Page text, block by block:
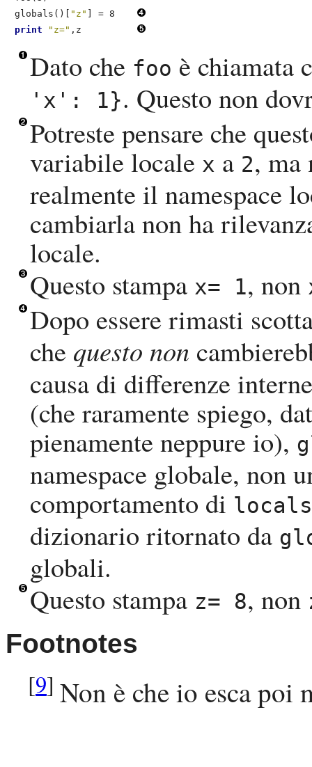
globals()[
"z"
] = 8
print
"z=" ,z
Dato che foo è chiamata
'x': 1}. Questo non
Potreste pensare che
variabile locale x a 2,
realmente il namespace
cambiarla non ha
locale.
Questo stampa x= 1, non
Dopo essere rimasti
che questo non
causa di differenze
(che raramente spiego,
pienamente neppure io),
namespace globale, non
comportamento di locals
dizionario ritornato da
globali.
Questo stampa z= 8, non
Footnotes
[9] Non è che io esca poi